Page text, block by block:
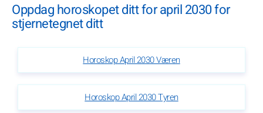
Oppdag horoskopet ditt for april 2030 for
stjernetegnet ditt
Horoskop April 2030 Væren
Horoskop April 2030 Tyren